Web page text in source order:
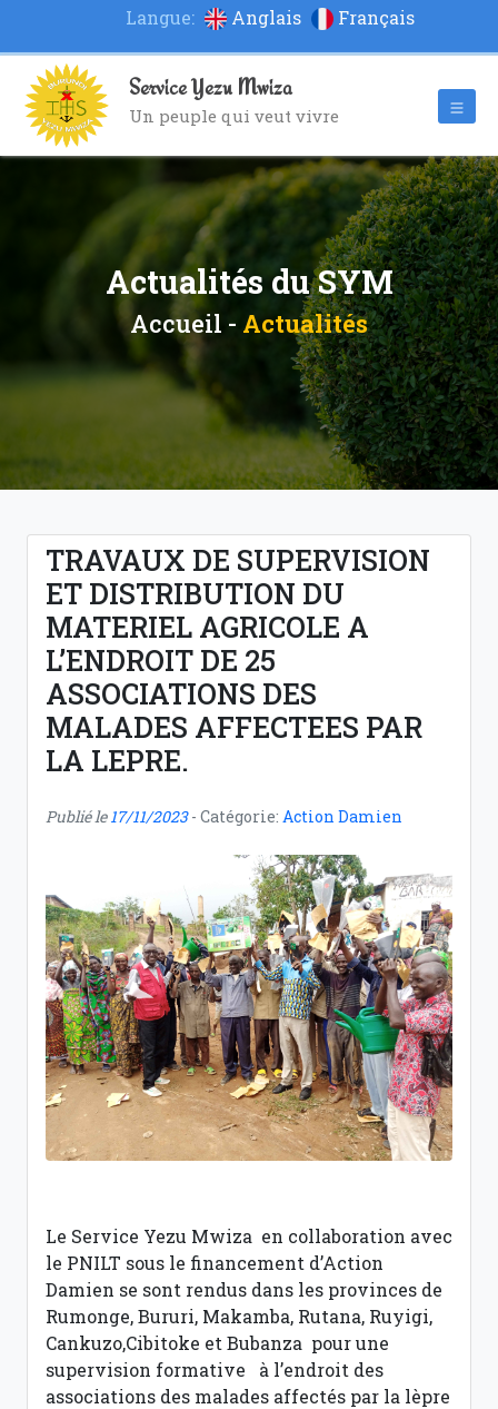
Langue: Anglais Français
Service Yezu Mwiza
Un peuple qui veut vivre
Actualités du SYM
Accueil - Actualités
TRAVAUX DE SUPERVISION
ET DISTRIBUTION DU
MATERIEL AGRICOLE A
L’ENDROIT DE 25
ASSOCIATIONS DES
MALADES AFFECTEES PAR
LA LEPRE.
Publié le17/11/2023 - Catégorie: Action Damien
Le Service Yezu Mwiza en collaboration avec
le PNILT sous le financement d’Action
Damien se sont rendus dans les provinces de
Rumonge, Bururi, Makamba, Rutana, Ruyigi,
Cankuzo,Cibitoke et Bubanza pour une
supervision formative à l’endroit des
associations des malades affectés par la lèpre